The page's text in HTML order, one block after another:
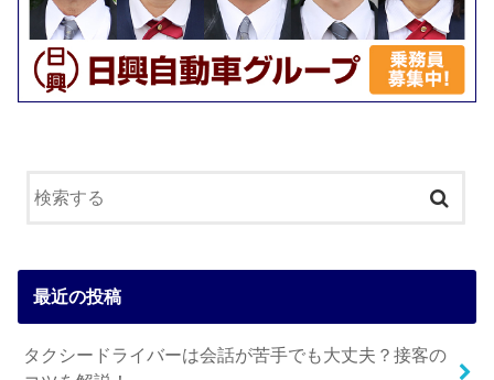
最近の投稿
タクシードライバーは会話が苦手でも大丈夫？接客の